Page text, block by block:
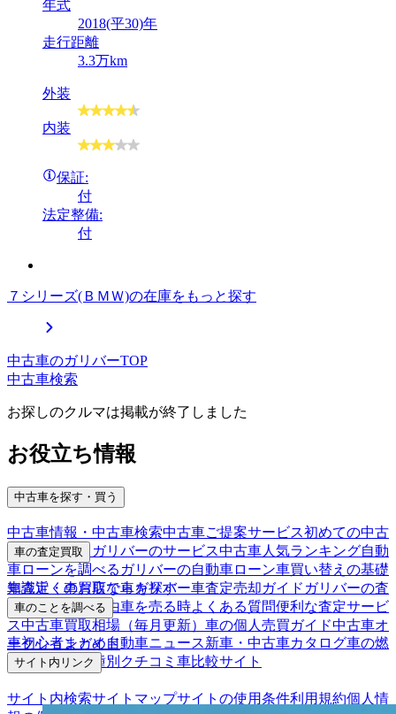
年式
2018(平30)年
走行距離
3.3万km
外装
内装
保証:
付
法定整備:
付
７シリーズ(ＢＭＷ)の在庫をもっと探す
中古車のガリバーTOP
中古車検索
お探しのクルマは掲載が終了しました
お役立ち情報
中古車を探す・買う
中古車情報・中古車検索中古車ご提案サービス初めての中古
車購入ガイド
ガリバーのサービス中古車人気ランキング自動
車ローンを調べる ガリバーの自動車ローン車買い替えの基礎
知識近くのお店で車を探す
車の査定買取
車査定・車買取ならガリバー車査定売却ガイド ガリバーの査
定が選ばれる理由車を売る時よくある質問便利な査定サービ
ス中古車買取相場（毎月更新） 車の個人売買ガイド中古車オ
ークションガイド
車のことを調べる
車初心者まとめ自動車ニュース新車・中古車カタログ車の燃
費を調べる車種別クチコミ 車比較サイト
サイト内リンク
サイト内検索サイトマップサイトの使用条件利用規約個人情